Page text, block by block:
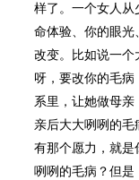
样了。一个女人从
命体验、你的眼光
改变。比如说一个
呀，要改你的毛
系里，让她做母
亲后大大咧咧的毛
有那个愿力，就是
咧咧的毛病？但是